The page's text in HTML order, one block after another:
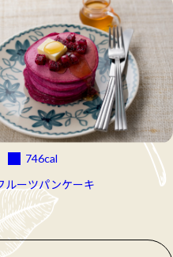
746cal
ルーツパンケーキ